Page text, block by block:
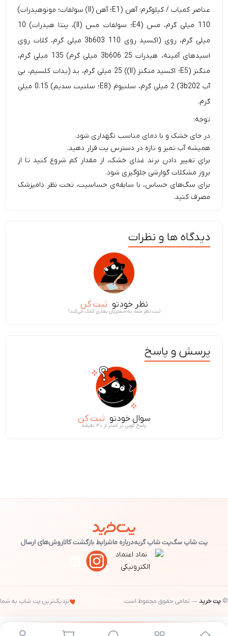
عناصر کمیاب / کیلوگرم: آهن (E1؛ آهن (II) سولفات؛ مونوهیدرات)
110 میلی گرم، مس (E4؛ سولفات مس (II)، پنتا هیدرات) 10
میلی گرم، روی (اکسید روی 3b603 110 میلی گرم، کلات روی
اسیدهای آمینه، هیدرات 3b606 25 میلی گرم) 135 میلی گرم،
منگنز (E5؛ اکسید منگنز (II)) 25 میلی گرم، ید (یدات کلسیم، بی
آب 3b202) 2 میلی گرم، سلنیوم (E8؛ سلنیت سدیم) 0.15 میلی
گرم.
توجه:
در جای خشک و با دمای مناسب نگهداری شود.
همیشه آب تمیز و تازه در دسترس پت قرار دهید.
برای تغییر دادن برند غذای خشک، از مقدار کم شروع کنید تا از
بروز مشکلات گوارشی جلوگیری شود.
برای سگ‌های حساس، با سابقه‌ی حساسیت، تحت نظر دامپزشک
مصرف کنید.
دیدگاه ها و نظرات
نظر خودتو ثبت کن
ثبت نظر شما، به مشتریان بعدی کمک می‌کند!
پرسش و پاسخ
سوال خودتو ثبت کن
پاسخ گویی در کمتر از ۳۰ دقیقه
پت شاپ سگپت شاپ گربهدرباره ماشرایط بازگشت کالاروش‌های ارسال
© پت خرید— تمامی حقوق محفوظ است. نزدیک‌ترین پت شاپ به شما